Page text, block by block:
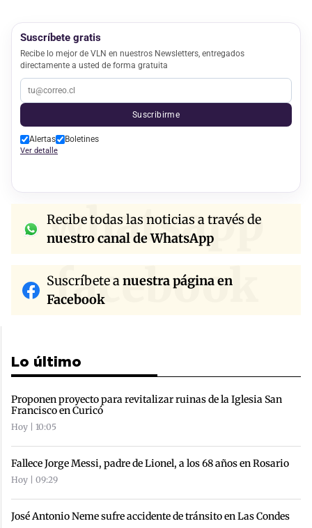
Suscríbete gratis
Recibe lo mejor de VLN en nuestros Newsletters, entregados
directamente a usted de forma gratuita
Suscribirme
Alertas Boletines
Ver detalle
whatsapp
Recibe todas las noticias a través de
nuestro canal de WhatsApp
facebook
Suscríbete anuestra página en
Facebook
Lo último
Proponen proyecto para revitalizar ruinas de la Iglesia San
Francisco en Curicó
Hoy | 10:05
Fallece Jorge Messi, padre de Lionel, a los 68 años en Rosario
Hoy | 09:29
José Antonio Neme sufre accidente de tránsito en Las Condes